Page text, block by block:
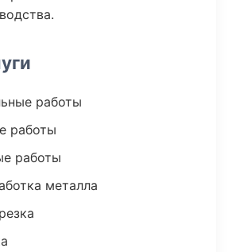
работы
работы
работы
металла